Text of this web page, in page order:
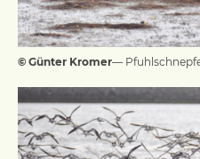
© Günter Kromer—